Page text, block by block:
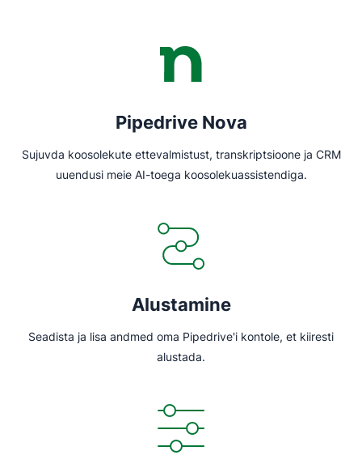
Pipedrive Nova
Sujuvda koosolekute ettevalmistust, transkriptsioone ja CRM
uuendusi meie AI-toega koosolekuassistendiga.
Alustamine
Seadista ja lisa andmed oma Pipedrive'i kontole, et kiiresti
alustada.